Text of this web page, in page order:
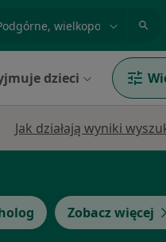
dzielnica
dzieci
Jak działają wyniki
Zobacz więcej